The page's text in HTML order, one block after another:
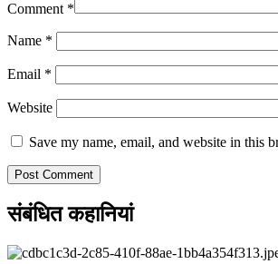
Comment *
Name *
Email *
Website
Save my name, email, and website in this
संबंधित कहानियां